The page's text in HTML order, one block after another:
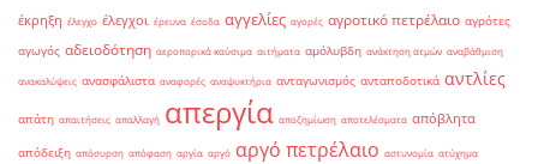
έκρηξη έλεγχο έλεγχοι έρευνα έσοδα αγγελίες αγορές αγροτικό πετρέλαιο αγρότες
αγωγός αδειοδότηση αεροπορικά καύσιμα αιτήματα αμόλυβδη ανάκτηση ατμών αναβάθμιση
ανακαλύψεις ανασφάλιστα αναφορές αναψυκτήρια ανταγωνισμός ανταποδοτικά αντλίες
απάτη απαιτήσεις απαλλαγή απεργία αποζημίωση αποτελέσματα απόβλητα
απόδειξη απόσυρση απόφαση αργία αργό αργό πετρέλαιο αστυνομία ατύχημα